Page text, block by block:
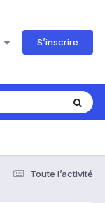
S’inscrire
Toute l’activité